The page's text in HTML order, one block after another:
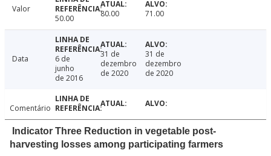
Valor
50.00
80.00 71.00
Data
6 de
junho
de 2016
31 de
dezembro
de 2020
31 de
dezembro
de 2020
Comentário
Indicator Three Reduction in vegetable post-
harvesting losses among participating farmers